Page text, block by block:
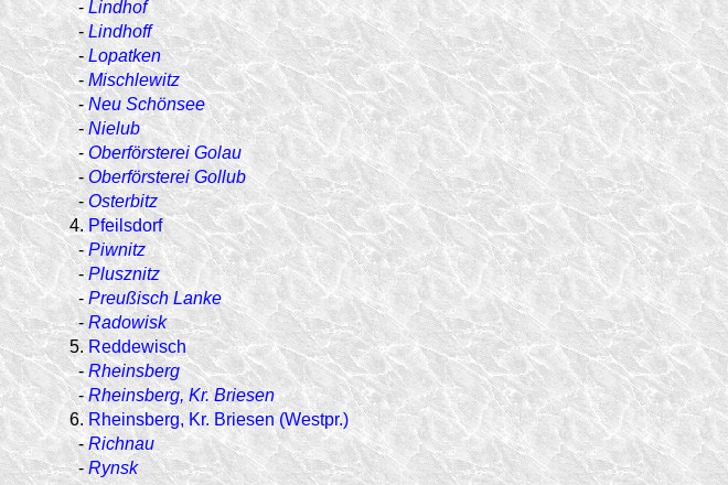
- Lindhof
- Lindhoff
- Lopatken
- Mischlewitz
- Neu Schönsee
- Nielub
- Oberförsterei Golau
- Oberförsterei Gollub
- Osterbitz
4. Pfeilsdorf
- Piwnitz
- Plusznitz
- Preußisch Lanke
- Radowisk
5. Reddewisch
- Rheinsberg
- Rheinsberg, Kr. Briesen
6. Rheinsberg, Kr. Briesen (Westpr.)
- Richnau
- Rynsk